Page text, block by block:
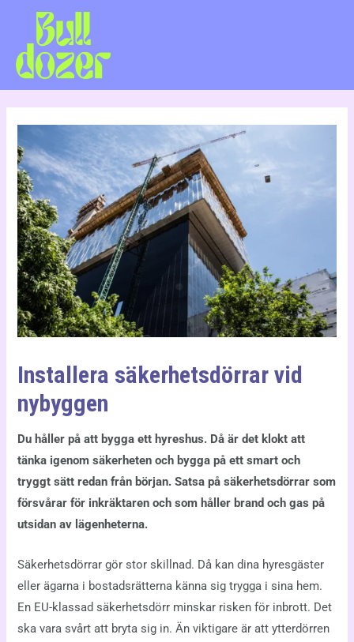
Installera säkerhetsdörrar vid
nybyggen
Du håller på att bygga ett hyreshus. Då är det klokt att
tänka igenom säkerheten och bygga på ett smart och
tryggt sätt redan från början. Satsa på säkerhetsdörrar som
försvårar för inkräktaren och som håller brand och gas på
utsidan av lägenheterna.
Säkerhetsdörrar gör stor skillnad. Då kan dina hyresgäster
eller ägarna i bostadsrätterna känna sig trygga i sina hem.
En EU-klassad säkerhetsdörr minskar risken för inbrott. Det
ska vara svårt att bryta sig in. Än viktigare är att ytterdörren